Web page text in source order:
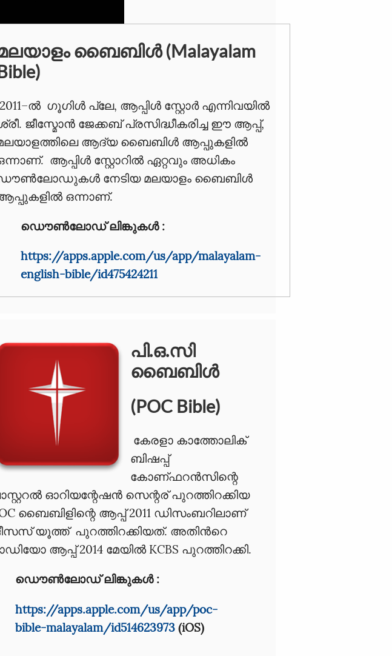
ബൈബിള്‍ (Malayalam
2011–ല്‍ ഗൂഗിൾ പ്ലേ, ആപ്പിൾ സ്റ്റോർ എന്നിവയിൽ
ജീസ്മോന്‍ ജേക്കബ്‌ പ്രസിദ്ധീകരിച്ച ഈ ആപ്പ്,
ആദ്യ ബൈബിൾ ആപ്പുകളിൽ
ആപ്പിൾ സ്റ്റോറിൽ ഏറ്റവും അധികം
നേടിയ മലയാളം ബൈബിൾ
ഒന്നാണ്.
ഡൌൺലോഡ് ലിങ്കുകൾ :
https://apps.apple.com/us/app/malayalam-
english-bible/id475424211
പി.ഒ.സി
ബൈബിൾ
(POC Bible)
കേരളാ കാത്തോലിക്
ബിഷപ്പ്
കോണ്ഫറൻസിന്റെ
ഓറിയന്റേഷൻ സെന്റര് പുറത്തിറക്കിയ
ബൈബിളിന്റെ ആപ്പ് 2011 ഡിസംബറിലാണ്
യൂത്ത് പുറത്തിറക്കിയത്. അതിൻറെ
ആപ്പ് 2014 മേയിൽ KCBS പുറത്തിറക്കി.
ഡൌൺലോഡ് ലിങ്കുകൾ :
https://apps.apple.com/us/app/poc-
bible-malayalam/id514623973 (iOS)